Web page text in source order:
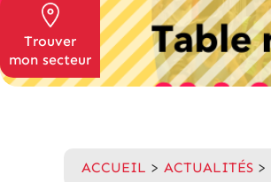
Trouver
mon secteur
ACCUEIL > ACTUALITÉS >